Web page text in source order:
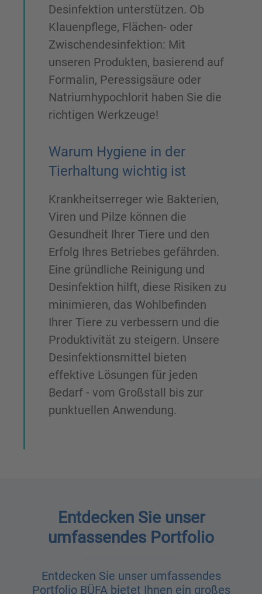
Desinfektion unterstützen. Ob
Klauenpflege, Flächen- oder
Zwischendesinfektion: Mit
unseren Produkten, basierend auf
Formalin, Peressigsäure oder
Natriumhypochlorit haben Sie die
richtigen Werkzeuge!
Warum Hygiene in der
Tierhaltung wichtig ist
Krankheitserreger wie Bakterien,
Viren und Pilze können die
Gesundheit Ihrer Tiere und den
Erfolg Ihres Betriebes gefährden.
Eine gründliche Reinigung und
Desinfektion hilft, diese Risiken zu
minimieren, das Wohlbefinden
Ihrer Tiere zu verbessern und die
Produktivität zu steigern. Unsere
Desinfektionsmittel bieten
effektive Lösungen für jeden
Bedarf - vom Großstall bis zur
punktuellen Anwendung.
Entdecken Sie unser
umfassendes Portfolio
Entdecken Sie unser umfassendes
Portfolio BÜFA bietet Ihnen ein großes